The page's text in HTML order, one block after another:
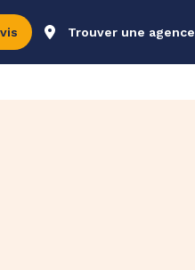
Trouver une agence